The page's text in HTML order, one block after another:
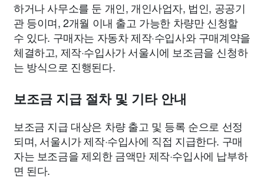
하거나 사무소를 둔 개인, 개인사업자, 법인, 공공기
관 등이며, 2개월 이내 출고 가능한 차량만 신청할
수 있다. 구매자는 자동차 제작·수입사와 구매계약을
체결하고, 제작·수입사가 서울시에 보조금을 신청하
는 방식으로 진행된다.
보조금 지급 절차 및 기타 안내
보조금 지급 대상은 차량 출고 및 등록 순으로 선정
되며, 서울시가 제작·수입사에 직접 지급한다. 구매
자는 보조금을 제외한 금액만 제작·수입사에 납부하
면 된다.